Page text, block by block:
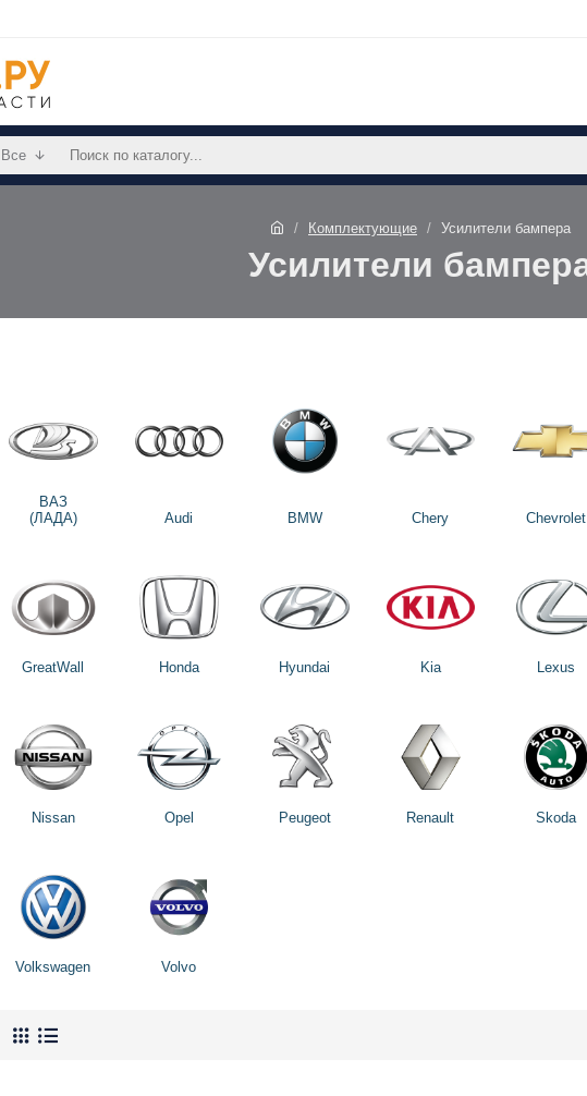
Все
Комплектующие Усилители бампера
Усилители
ВАЗ
(ЛАДА)
Audi BMW Chery Chevrolet
GreatWall Honda Hyundai Kia Lexus
Nissan Opel Peugeot Renault Skoda
Volkswagen Volvo